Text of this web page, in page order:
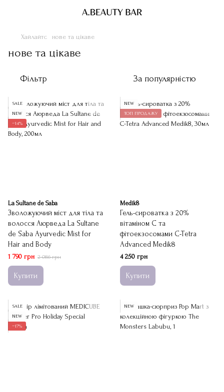
Хайлайтс нове та цікаве
нове та цікаве
Фільтр За популярністю
SALE
NEW
−14%
La Sultane de Saba
Зволожуючий міст для тіла та
волосся Аюрведа La Sultane
de Saba Ayurvedic Mist for
Hair and Body
1 790 грн 2 086 грн
Купити
NEW
ТОП ПРОДАЖУ
Medik8
Гель-сироватка з 20%
вітаміном С та
фітоекзосомами C-Tetra
Advanced Medik8
4 250 грн
Купити
SALE
NEW
−17%
NEW